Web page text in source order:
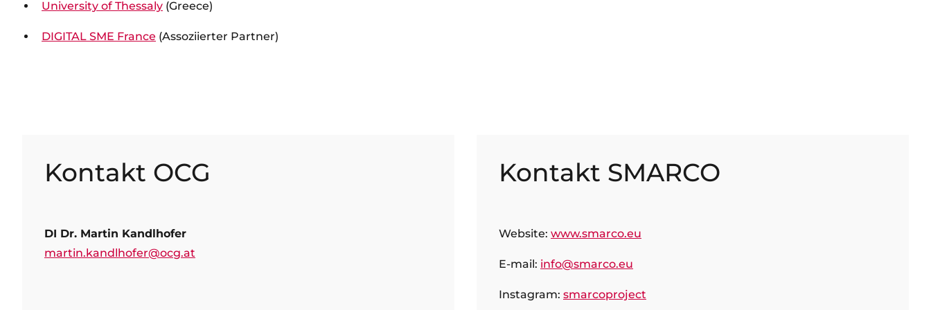
University of Thessaly (Greece)
DIGITAL SME France (Assoziierter Partner)
Kontakt OCG
DI Dr. Martin Kandlhofer
martin.kandlhofer@ocg.at
Kontakt SMARCO
Website: www.smarco.eu
E-mail: info@smarco.eu
Instagram: smarcoproject